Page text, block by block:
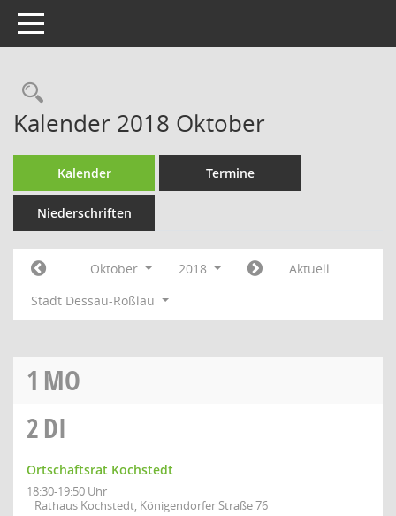
Toggle navigation
Rechercheauswahl
Kalender 2018 Oktober
Kalender Termine
Niederschriften
Oktober 2018
Aktuell
Stadt Dessau-Roßlau
1 MO
2DI
Ortschaftsrat Kochstedt
18:30-19:50 Uhr
Rathaus Kochstedt, Königendorfer Straße 76